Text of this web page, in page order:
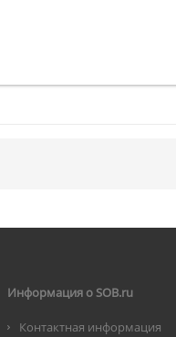
Информация о SOB.ru
Контактная информация